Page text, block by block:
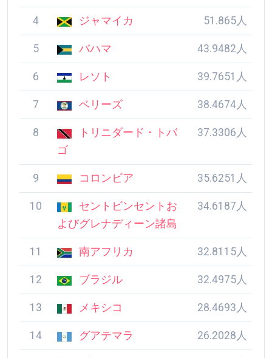
4 ジャマイカ 51.865人
5 バハマ 43.9482人
6 レソト 39.7651人
7 ベリーズ 38.4674人
8
トリニダード・トバ
ゴ
37.3306人
9 コロンビア 35.6251人
10
セントビンセントお
よびグレナディーン諸島
34.6187人
11 南アフリカ 32.8115人
12 ブラジル 32.4975人
13 メキシコ 28.4693人
14 グアテマラ 26.2028人